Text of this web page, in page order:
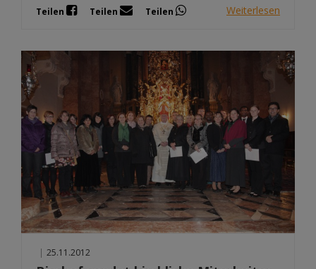
Teilen Teilen Teilen Weiterlesen
| 25.11.2012